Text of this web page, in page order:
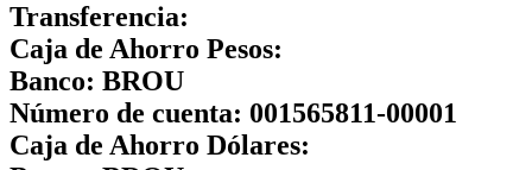
Transferencia:
Caja de Ahorro Pesos:
Banco: BROU
Número de cuenta: 001565811-00001
Caja de Ahorro Dólares: